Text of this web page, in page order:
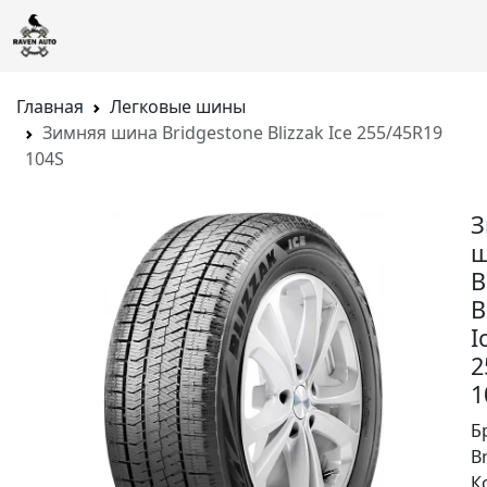
Главная
Легковые шины
Зимняя шина Bridgestone Blizzak Ice 255/45R19
104S